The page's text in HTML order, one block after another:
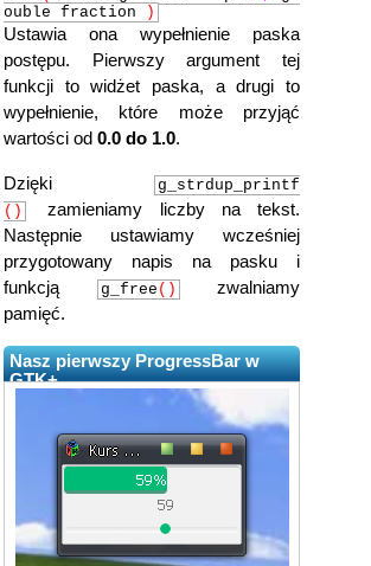
ouble fraction
)
Ustawia ona wypełnienie paska
postępu. Pierwszy argument tej
funkcji to widżet paska, a drugi to
wypełnienie, które może przyjąć
wartości od 0.0 do 1.0.
Dzięki
g_strdup_printf
()
zamieniamy liczby na tekst.
Następnie ustawiamy wcześniej
przygotowany napis na pasku i
funkcją
g_free ()
zwalniamy
pamięć.
Nasz pierwszy ProgressBar w
GTK+